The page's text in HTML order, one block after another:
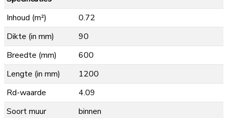
Inhoud (m²)
0.72
Dikte (in mm)
90
Breedte (mm)
600
Lengte (in mm)
1200
Rd-waarde
4.09
Soort muur
binnen